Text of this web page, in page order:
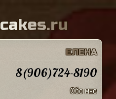
cakes.ru
ЕЛЕНА
8(906)724-8190
Обо мне